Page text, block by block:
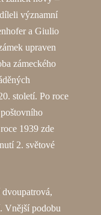
významní
a Giulio
upraven
zámeckého
století. Po roce
1939 zde
2. světové
Vnější podobu